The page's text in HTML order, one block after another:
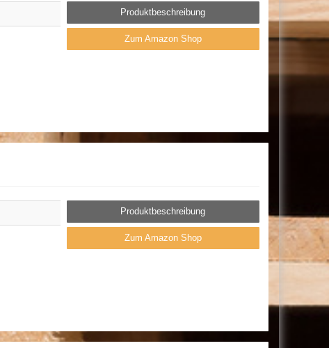
Produktbeschreibung
Zum Amazon Shop
Produktbeschreibung
Zum Amazon Shop